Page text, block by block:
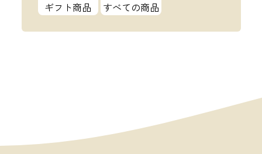
ギフト商品 すべての商品